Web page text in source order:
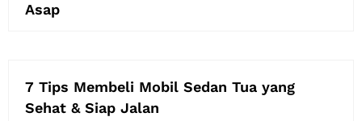
Asap
7 Tips Membeli Mobil Sedan Tua yang
Sehat & Siap Jalan